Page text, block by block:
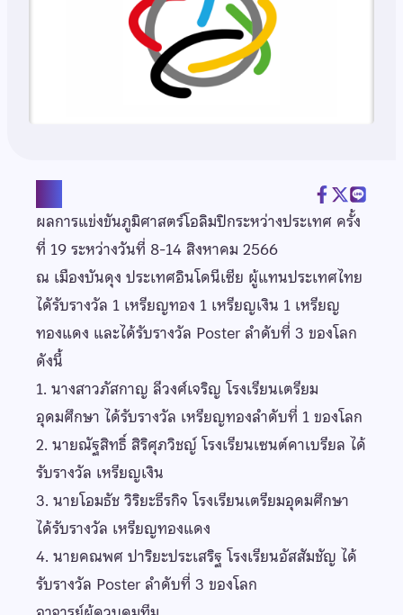
ผลการแข่งขันภูมิศาสตร์โอลิมปิกระหว่างประเทศ ครั้ง
ที่ 19 ระหว่างวันที่ 8-14 สิงหาคม 2566
ณ เมืองบันดุง ประเทศอินโดนีเซีย ผู้แทนประเทศไทย
ไดัรับรางวัล 1 เหรียญทอง 1 เหรียญเงิน 1 เหรียญ
ทองแดง และได้รับรางวัล Poster ลำดับที่ 3 ของโลก
ดังนี้
1. นางสาวภัสกาญ ลีวงศ์เจริญ โรงเรียนเตรียม
อุดมศึกษา ได้รับรางวัล เหรียญทองลำดับที่ 1 ของโลก
2. นายณัฐสิทธิ์ สิริศุภวิชญ์ โรงเรียนเซนต์คาเบรียล ได้
รับรางวัล เหรียญเงิน
3. นายโอมธัช วิริยะธีรกิจ โรงเรียนเตรียมอุดมศึกษา
ได้รับรางวัล เหรียญทองแดง
4. นายคณพศ ปาริยะประเสริฐ โรงเรียนอัสสัมชัญ ได้
รับรางวัล Poster ลำดับที่ 3 ของโลก